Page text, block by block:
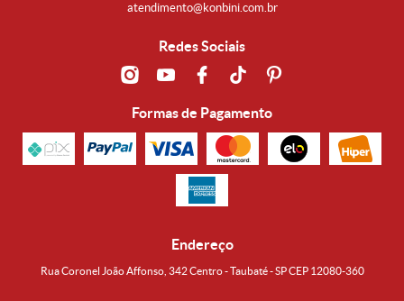
atendimento@konbini.com.br
Redes Sociais
Formas de Pagamento
Endereço
Rua Coronel João Affonso, 342 Centro - Taubaté - SP CEP 12080-360